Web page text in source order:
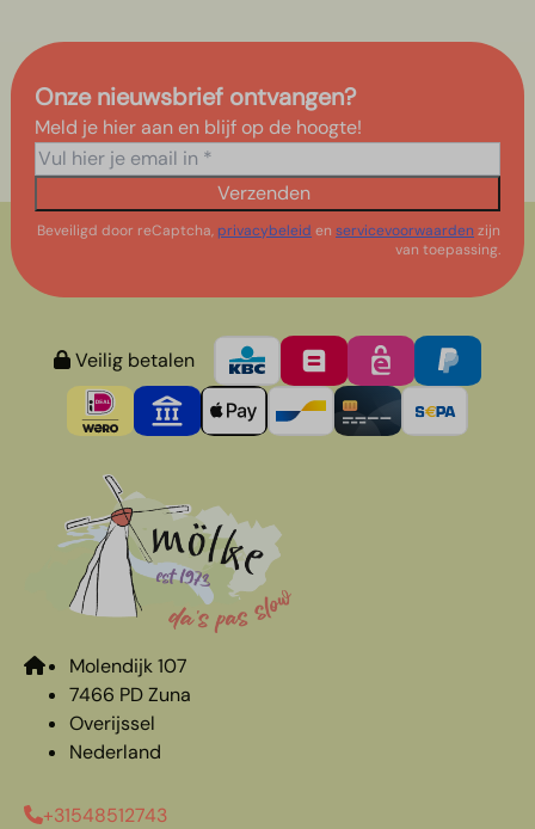
Onze nieuwsbrief ontvangen?
Meld je hier aan en blijf op de hoogte!
Verzenden
Beveiligd door reCaptcha, privacybeleid enservicevoorwaarden zijn
van toepassing.
Veilig betalen
Molendijk 107
7466 PD Zuna
Overijssel
Nederland
+31548512743